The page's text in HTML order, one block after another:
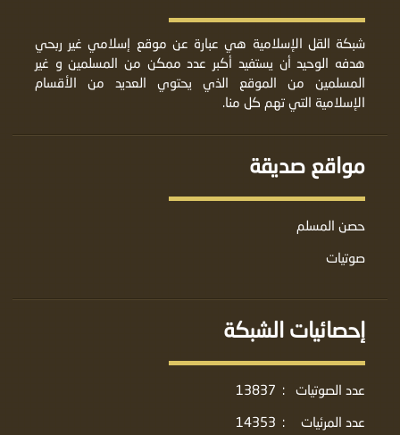
شبكة القل الإسلامية هي عبارة عن موقع إسلامي غير ربحي
هدفه الوحيد أن يستفيد أكبر عدد ممكن من المسلمين و غير
المسلمين من الموقع الذي يحتوي العديد من الأقسام
الإسلامية التي تهم كل منا.
مواقع صديقة
حصن المسلم
صوتيات
إحصائيات الشبكة
عدد الصوتيات :
13837
عدد المرئيات
:
14353